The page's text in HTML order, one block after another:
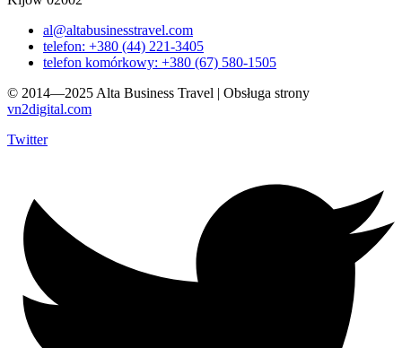
al@altabusinesstravel.com
telefon: +380 (44) 221-3405
telefon komórkowy: +380 (67) 580-1505
© 2014—2025 Alta Business Travel | Obsługa strony
vn2digital.com
Twitter